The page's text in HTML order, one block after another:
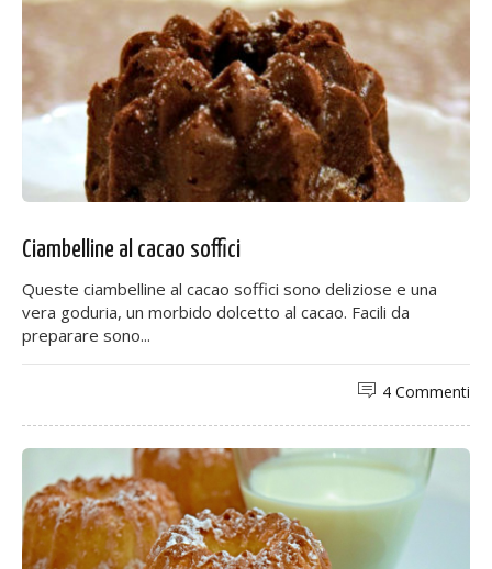
Ciambelline al cacao soffici
Queste ciambelline al cacao soffici sono deliziose e una
vera goduria, un morbido dolcetto al cacao. Facili da
preparare sono...
4 Commenti